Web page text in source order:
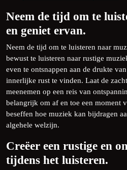
Neem de tijd om te
en geniet ervan.
Neem de tijd om te luisteren naar
bewust te luisteren naar rustige
even te ontsnappen aan de drukte
innerlijke rust te vinden. Laat de
meenemen op een reis van
belangrijk om af en toe een moment
beseffen hoe muziek kan bijdragen
algehele welzijn.
Creëer een rustige en
tijdens het luisteren.